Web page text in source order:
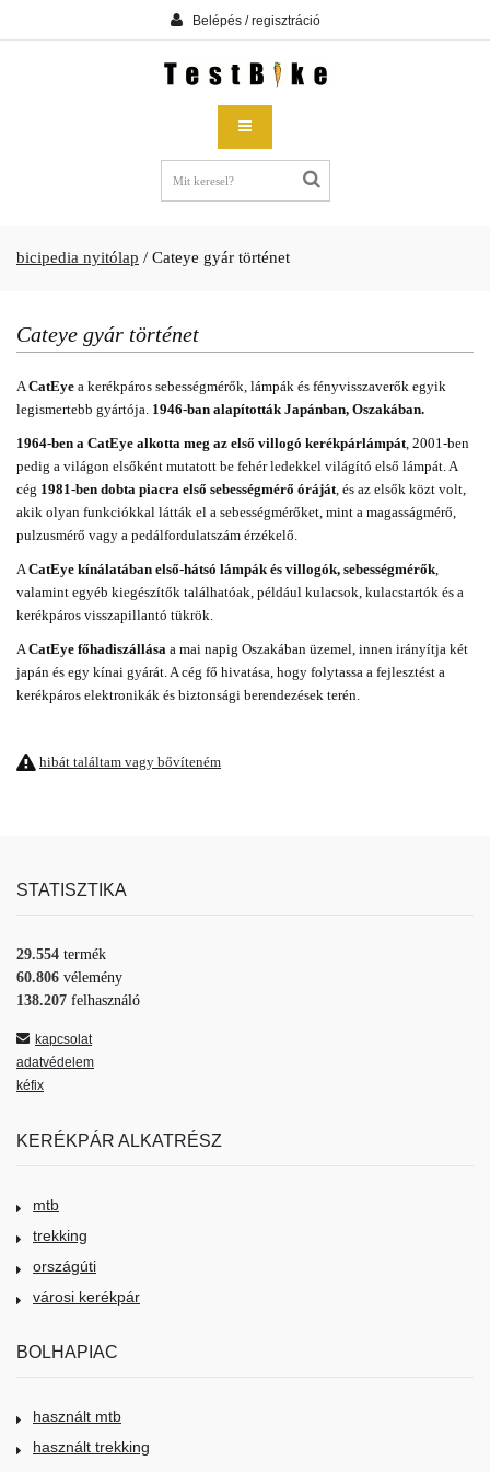
Belépés / regisztráció
bicipedia nyitólap / Cateye gyár történet
Cateye gyár történet
ACatEye a kerékpáros sebességmérők, lámpák és fényvisszaverők egyik
legismertebb gyártója. 1946-ban alapították Japánban, Oszakában.
1964-ben a CatEye alkotta meg az első villogó kerékpárlámpát, 2001-ben
pedig a világon elsőként mutatott be fehér ledekkel világító első lámpát. A
cég 1981-ben dobta piacra első sebességmérő óráját, és az elsők közt volt,
akik olyan funkciókkal látták el a sebességmérőket, mint a magasságmérő,
pulzusmérő vagy a pedálfordulatszám érzékelő.
ACatEye kínálatában első-hátsó lámpák és villogók, sebességmérők,
valamint egyéb kiegészítők találhatóak, például kulacsok, kulacstartók és a
kerékpáros visszapillantó tükrök.
ACatEye főhadiszállása a mai napig Oszakában üzemel, innen irányítja két
japán és egy kínai gyárát. A cég fő hivatása, hogy folytassa a fejlesztést a
kerékpáros elektronikák és biztonsági berendezések terén.
hibát találtam vagy bővíteném
STATISZTIKA
29.554 termék
60.806 vélemény
138.207 felhasználó
kapcsolat
adatvédelem
kéfix
KERÉKPÁR ALKATRÉSZ
mtb
trekking
országúti
városi kerékpár
BOLHAPIAC
használt mtb
használt trekking